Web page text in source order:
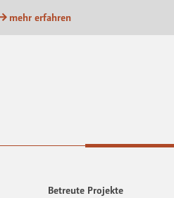
mehr erfahren
Betreute Projekte